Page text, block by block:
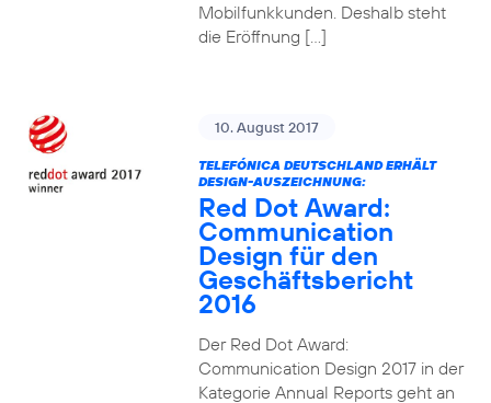
Mobilfunkkunden. Deshalb steht
die Eröffnung […]
10. August 2017
TELEFÓNICA DEUTSCHLAND ERHÄLT
DESIGN-AUSZEICHNUNG:
Red Dot Award:
Communication
Design für den
Geschäftsbericht
2016
Der Red Dot Award:
Communication Design 2017 in der
Kategorie Annual Reports geht an